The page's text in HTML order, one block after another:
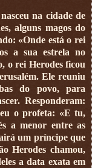
na cidade de
alguns magos do
«Onde está o rei
a sua estrela no
o rei Herodes ficou
Ele reuniu
do povo, para
Responderam:
o profeta: «E tu,
a menor entre as
um príncipe que
Herodes chamou,
a data exata em